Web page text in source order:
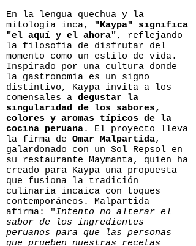
En la lengua quechua y la
mitología inca, "Kaypa" significa
"el aquí y el ahora", reflejando
la filosofía de disfrutar del
momento como un estilo de vida.
Inspirado por una cultura donde
la gastronomía es un signo
distintivo, Kaypa invita a los
comensales a degustar la
singularidad de los sabores,
colores y aromas típicos de la
cocina peruana. El proyecto lleva
la firma de Omar Malpartida,
galardonado con un Sol Repsol en
su restaurante Maymanta, quien ha
creado para Kaypa una propuesta
que fusiona la tradición
culinaria incaica con toques
contemporáneos. Malpartida
afirma: "Intento no alterar el
sabor de los ingredientes
peruanos para que las personas
que prueben nuestras recetas